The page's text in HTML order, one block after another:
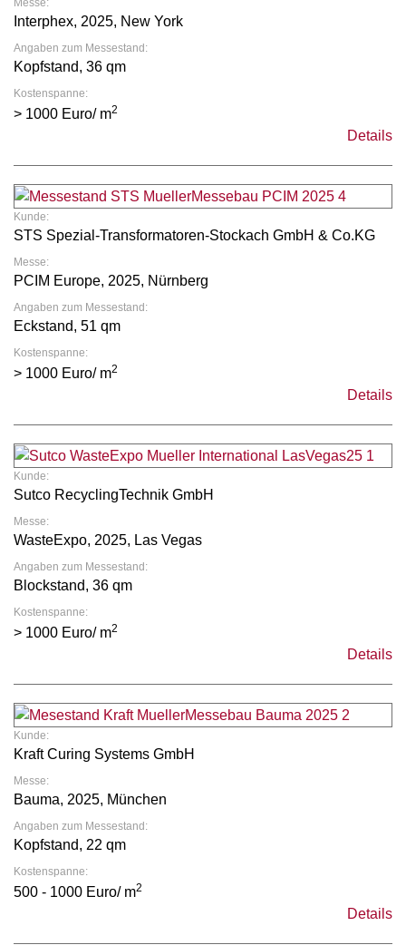
Interphex, 2025, New York
Angaben zum Messestand:
Kopfstand, 36 qm
Kostenspanne:
> 1000 Euro/ m2
Details
Kunde:
STS Spezial-Transformatoren-Stockach GmbH & Co.KG
Messe:
PCIM Europe, 2025, Nürnberg
Angaben zum Messestand:
Eckstand, 51 qm
Kostenspanne:
> 1000 Euro/ m2
Details
Kunde:
Sutco RecyclingTechnik GmbH
Messe:
WasteExpo, 2025, Las Vegas
Angaben zum Messestand:
Blockstand, 36 qm
Kostenspanne:
> 1000 Euro/ m2
Details
Kunde:
Kraft Curing Systems GmbH
Messe:
Bauma, 2025, München
Angaben zum Messestand:
Kopfstand, 22 qm
Kostenspanne:
500 - 1000 Euro/ m2
Details